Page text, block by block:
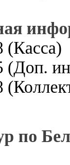
(Касса)
(Доп.
по